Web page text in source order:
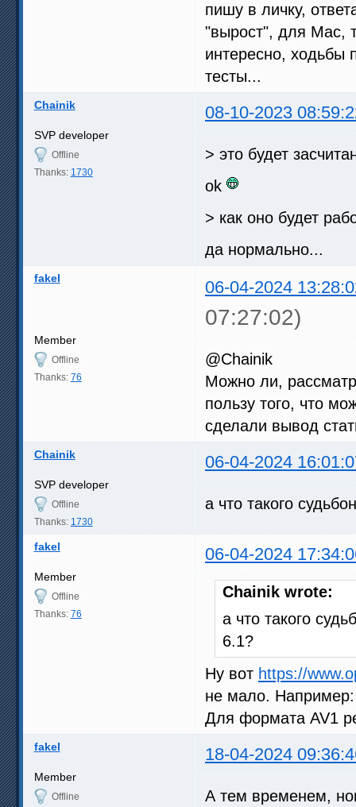
пишу в личку,
"вырост", для Mac,
интересно, ходьбы
тесты...
Chainik 08-10-2023
SVP developer
Offline
Thanks: 1730
> это будет
ok
> как оно будет
да нормально...
fakel 06-04-2024
07:27:02)
Member
Offline
Thanks: 76
@Chainik
Можно ли,
пользу того, что
сделали вывод
Chainik 06-04-2024
SVP developer
Offline
Thanks: 1730
а что такого
fakel 06-04-2024
Member
Offline
Thanks: 76
Chainik wrote:
а что такого
6.1?
Ну вот https://
не мало. Например:
Для формата AV1
fakel 18-04-2024
Member
Offline
А тем временем,